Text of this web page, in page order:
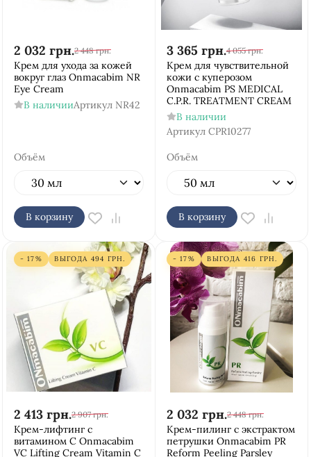
2 032 грн.2 448 грн.
Крем для ухода за кожей
вокруг глаз Onmacabim NR
Eye Cream
В наличииАртикул NR42
Объём
В корзину
3 365 грн.4 055 грн.
Крем для чувствительной
кожи с куперозом
Onmacabim PS MEDICAL
C.P.R. TREATMENT CREAM
В наличии
Артикул CPR10277
Объём
В корзину
- 17% ВЫГОДА 494 ГРН.
2 413 грн.2 907 грн.
Крем-лифтинг с
витамином С Onmacabim
VC Lifting Cream Vitamin C
- 17% ВЫГОДА 416 ГРН.
2 032 грн.2 448 грн.
Крем-пилинг с экстрактом
петрушки Onmacabim PR
Reform Peeling Parsley